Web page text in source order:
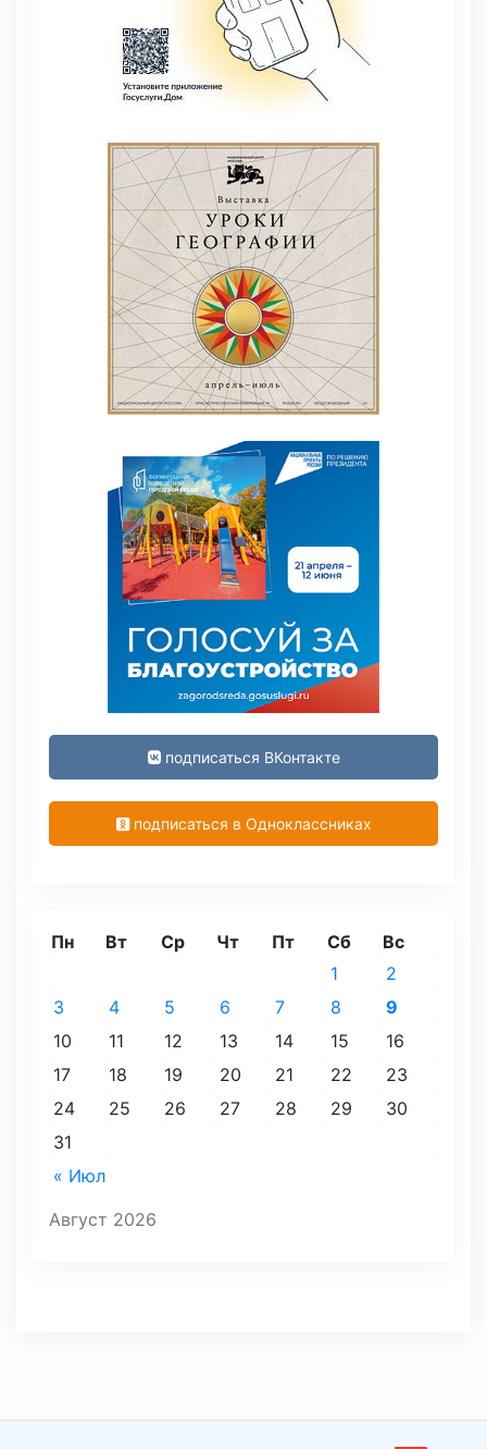
подписаться ВКонтакте
подписаться в Одноклассниках
Август 2026
Пн Вт Ср Чт Пт Сб Вс
« Июл
1
2
3
4 5 6 7 8
9
10
11 12 13 14 15
16
17
18 19 20 21 22
23
24
25 26 27 28 29
30
31